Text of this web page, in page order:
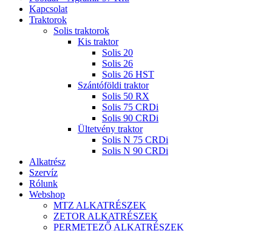
Menu
Kapcsolat
Traktorok
Solis traktorok
Kis traktor
Solis 20
Solis 26
Solis 26 HST
Szántóföldi traktor
Solis 50 RX
Solis 75 CRDi
Solis 90 CRDi
Ültetvény traktor
Solis N 75 CRDi
Solis N 90 CRDi
Alkatrész
Szervíz
Rólunk
Webshop
MTZ ALKATRÉSZEK
ZETOR ALKATRÉSZEK
PERMETEZŐ ALKATRÉSZEK